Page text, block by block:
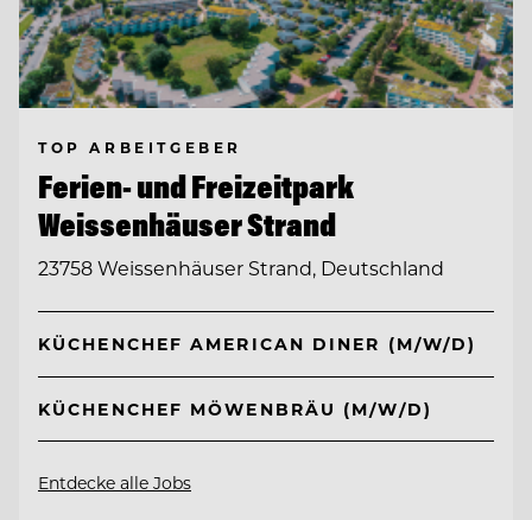
TOP ARBEITGEBER
Ferien- und Freizeitpark
Weissenhäuser Strand
23758 Weissenhäuser Strand, Deutschland
KÜCHENCHEF AMERICAN DINER (M/W/D)
KÜCHENCHEF MÖWENBRÄU (M/W/D)
Entdecke alle Jobs